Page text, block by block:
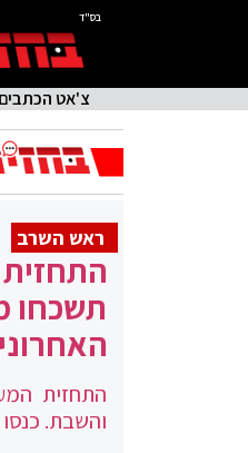
בס"ד
צ'אט הכתבים
ראש השרב
תשכחו
התחזית
והשבת. כנסו